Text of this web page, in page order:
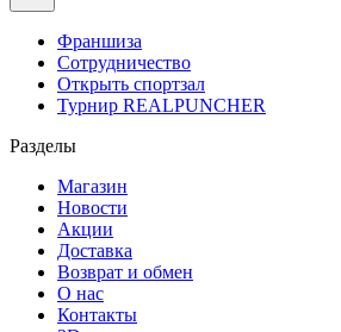
Франшиза
Сотрудничество
Открыть спортзал
Турнир REALPUNCHER
Разделы
Магазин
Новости
Акции
Доставка
Возврат и обмен
О нас
Контакты